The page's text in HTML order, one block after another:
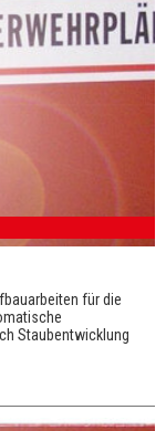
für die
Staubentwicklung